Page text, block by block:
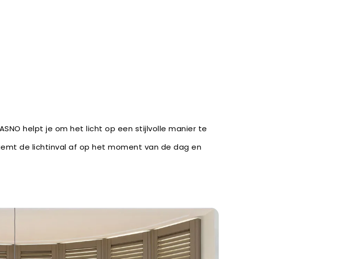
helpt je om het licht op een stijlvolle manier te
de lichtinval af op het moment van de dag en